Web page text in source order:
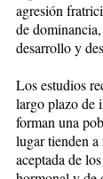
agresión
de
desarrollo y
Los estudios
largo plazo de
forman una
lugar tienden a
aceptada de